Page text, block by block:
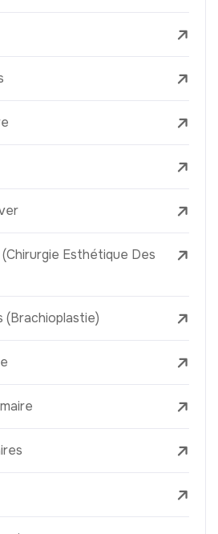
Esthétique Des
(Brachioplastie)